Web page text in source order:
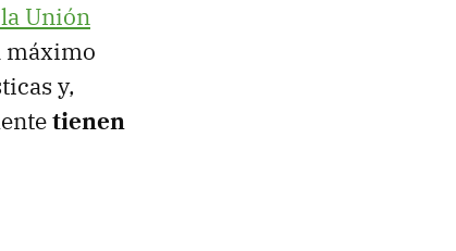
Unión
máximo
y,
tienen